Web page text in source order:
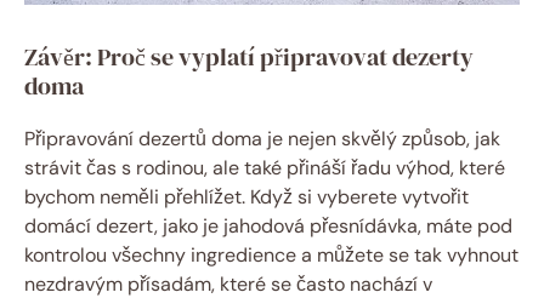
Závěr: Proč se vyplatí připravovat dezerty
doma
Připravování dezertů doma je nejen skvělý způsob, jak
strávit čas s rodinou, ale také přináší řadu výhod, které
bychom neměli přehlížet. Když si vyberete vytvořit
domácí dezert, jako je jahodová přesnídávka, máte pod
kontrolou všechny ingredience a můžete se tak vyhnout
nezdravým přísadám, které se často nachází v